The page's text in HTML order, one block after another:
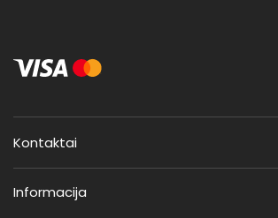
Kontaktai
Informacija